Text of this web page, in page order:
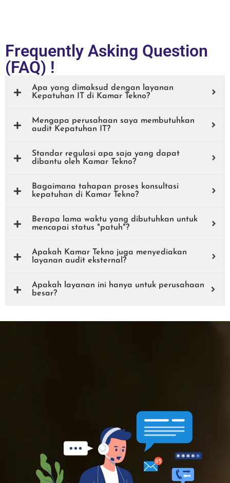
Frequently Asking Question
(FAQ) !
Apa yang dimaksud dengan layanan
Kepatuhan IT di Kamar Tekno?
Mengapa perusahaan saya membutuhkan
audit Kepatuhan IT?
Standar regulasi apa saja yang dapat
dibantu oleh Kamar Tekno?
Bagaimana tahapan proses konsultasi
kepatuhan di Kamar Tekno?
Berapa lama waktu yang dibutuhkan untuk
mencapai status "patuh"?
Apakah Kamar Tekno juga menyediakan
layanan audit eksternal?
Apakah layanan ini hanya untuk perusahaan
besar?